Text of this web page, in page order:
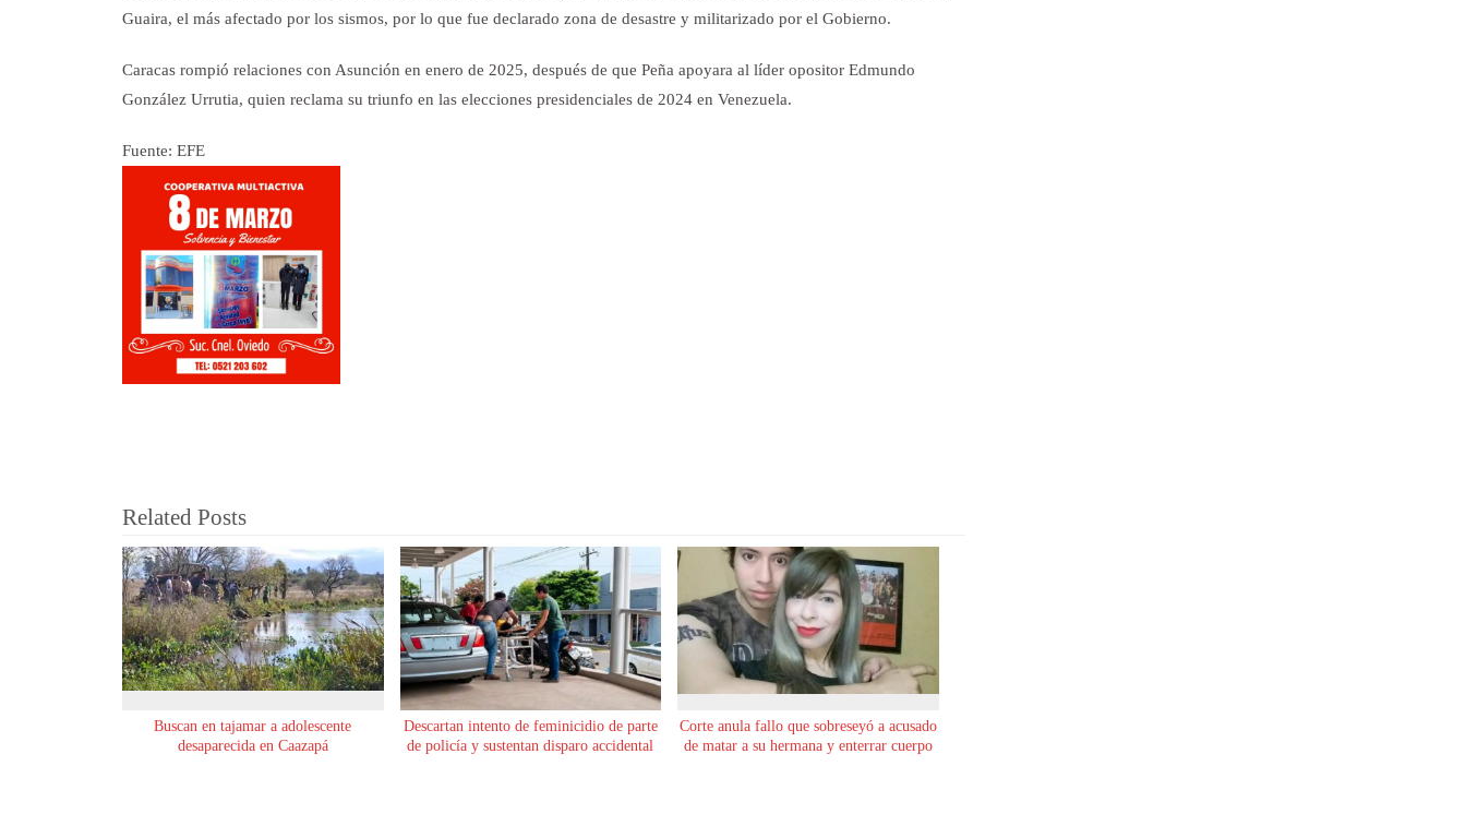
Guaira, el más afectado por los sismos, por lo que fue declarado zona de desastre y militarizado por el Gobierno.
Caracas rompió relaciones con Asunción en enero de 2025, después de que Peña apoyara al líder opositor Edmundo
González Urrutia, quien reclama su triunfo en las elecciones presidenciales de 2024 en Venezuela.
Fuente: EFE
Related Posts
Buscan en tajamar a adolescente
desaparecida en Caazapá
Descartan intento de feminicidio de parte
de policía y sustentan disparo accidental
Corte anula fallo que sobreseyó a acusado
de matar a su hermana y enterrar cuerpo